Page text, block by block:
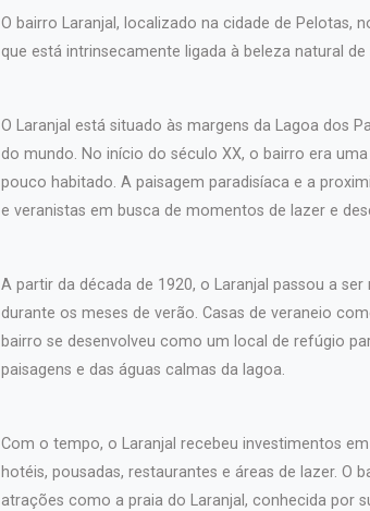
O bairro Laranjal, localizado na cidade de Pelotas,
que está intrinsecamente ligada à beleza natural
O Laranjal está situado às margens da Lagoa dos
do mundo. No início do século XX, o bairro era
pouco habitado. A paisagem paradisíaca e a
e veranistas em busca de momentos de lazer e
A partir da década de 1920, o Laranjal passou a
durante os meses de verão. Casas de veraneio
bairro se desenvolveu como um local de refúgio
paisagens e das águas calmas da lagoa.
Com o tempo, o Laranjal recebeu investimentos
hotéis, pousadas, restaurantes e áreas de lazer.
atrações como a praia do Laranjal, conhecida por